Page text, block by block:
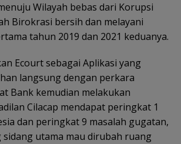
Wilayah bebas dari Korupsi
Birokrasi bersih dan melayani
tahun 2019 dan 2021 keduanya.
Ecourt sebagai Aplikasi yang
langsung dengan perkara
Bank kemudian melakukan
Cilacap mendapat peringkat 1
dan peringkat 9 masalah gugatan,
utama mau dirubah ruang